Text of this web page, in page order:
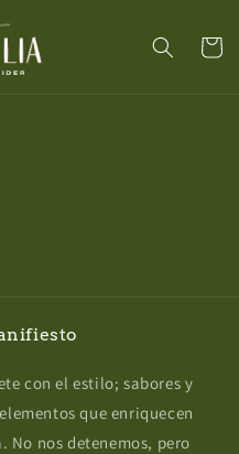
Carrito
con el estilo; sabores y
que enriquecen
No nos detenemos, pero